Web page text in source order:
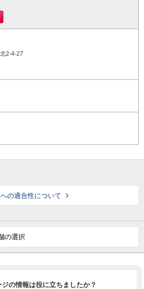
2-4-27
の適合性について
の選択
ジの情報は役に立ちましたか？